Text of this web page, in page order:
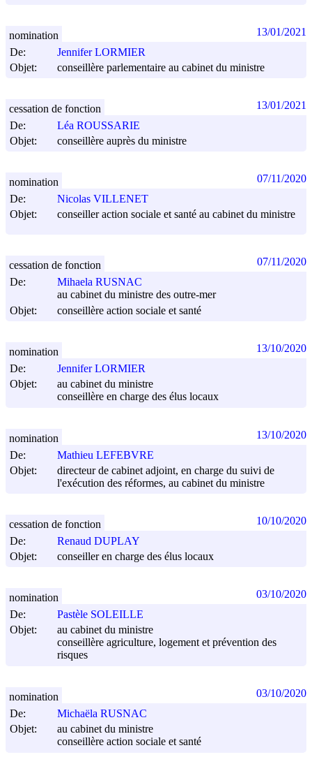
De:
Jennifer LORMIER
Objet:
conseillère parlementaire au cabinet du ministre
nomination 13/01/2021
De:
Léa ROUSSARIE
Objet:
conseillère auprès du ministre
cessation de fonction 13/01/2021
De:
Nicolas VILLENET
Objet:
conseiller action sociale et santé au cabinet du ministre
nomination 07/11/2020
De:
Mihaela RUSNAC
au cabinet du ministre des outre-mer
Objet:
conseillère action sociale et santé
cessation de fonction 07/11/2020
De:
Jennifer LORMIER
Objet:
au cabinet du ministre
conseillère en charge des élus locaux
nomination 13/10/2020
De:
Mathieu LEFEBVRE
Objet:
directeur de cabinet adjoint, en charge du suivi de
l'exécution des réformes, au cabinet du ministre
nomination 13/10/2020
De:
Renaud DUPLAY
Objet:
conseiller en charge des élus locaux
cessation de fonction 10/10/2020
De:
Pastèle SOLEILLE
Objet:
au cabinet du ministre
conseillère agriculture, logement et prévention des
risques
nomination 03/10/2020
De:
Michaëla RUSNAC
Objet:
au cabinet du ministre
conseillère action sociale et santé
nomination 03/10/2020